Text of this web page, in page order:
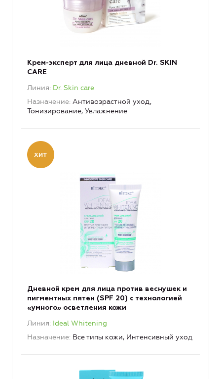
Крем-эксперт для лица дневной Dr. SKIN
CARE
Линия Dr. Skin care
Назначение Антивозрастной уход,
Тонизирование, Увлажнение
Дневной крем для лица против веснушек и
пигментных пятен (SPF 20) с технологией
«умного» осветления кожи
Линия Ideal Whitening
Назначение Все типы кожи, Интенсивный уход